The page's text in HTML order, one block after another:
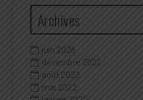
Archives
juin 2026
décembre 2022
août 2022
mai 2022